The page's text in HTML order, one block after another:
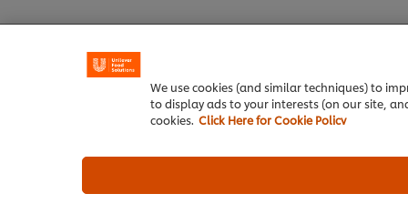
We use cookies (and similar techniques) to
to display ads to your interests (on our site,
cookies. Click Here for Cookie Policy